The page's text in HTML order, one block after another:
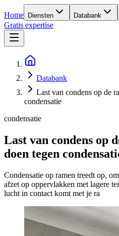
Home Diensten Databank
Gratis expertise
Databank
Last van condens op de
condensatie
condensatie
Last van condens op
doen tegen
Condensatie op ramen treedt op,
afzet op oppervlakken met lagere
lucht in contact komt met je ra